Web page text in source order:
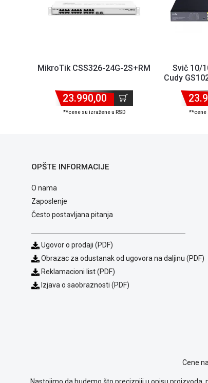
MikroTik CSS326-24G-2S+RM
23.990,00
**cene su izražene u RSD
Svič 10/
Cudy
**cene
OPŠTE INFORMACIJE
O nama
Zaposlenje
Često postavljana pitanja
Ugovor o prodaji (PDF)
Obrazac za odustanak od ugovora na daljinu (PDF)
Reklamacioni list (PDF)
Izjava o saobraznosti (PDF)
Cene